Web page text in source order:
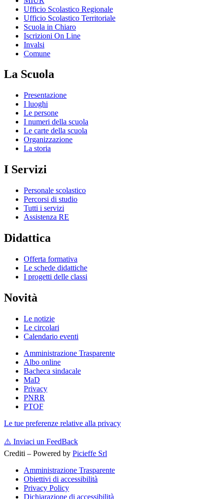
Ufficio Scolastico Regionale
Ufficio Scolastico Territoriale
Scuola in Chiaro
Iscrizioni On Line
Invalsi
Comune
La Scuola
Presentazione
I luoghi
Le persone
I numeri della scuola
Le carte della scuola
Organizzazione
La storia
I Servizi
Personale scolastico
Percorsi di studio
Tutti i servizi
Assistenza RE
Didattica
Offerta formativa
Le schede didattiche
I progetti delle classi
Novità
Le notizie
Le circolari
Calendario eventi
Amministrazione Trasparente
Albo online
Bacheca sindacale
MaD
Privacy
PNRR
PTOF
Le tue preferenze relative alla privacy
⚠️ Inviaci un FeedBack
Crediti – Powered by Picieffe Srl
Amministrazione Trasparente
Obiettivi di accessibilità
Privacy Policy
Dichiarazione di accessibilità